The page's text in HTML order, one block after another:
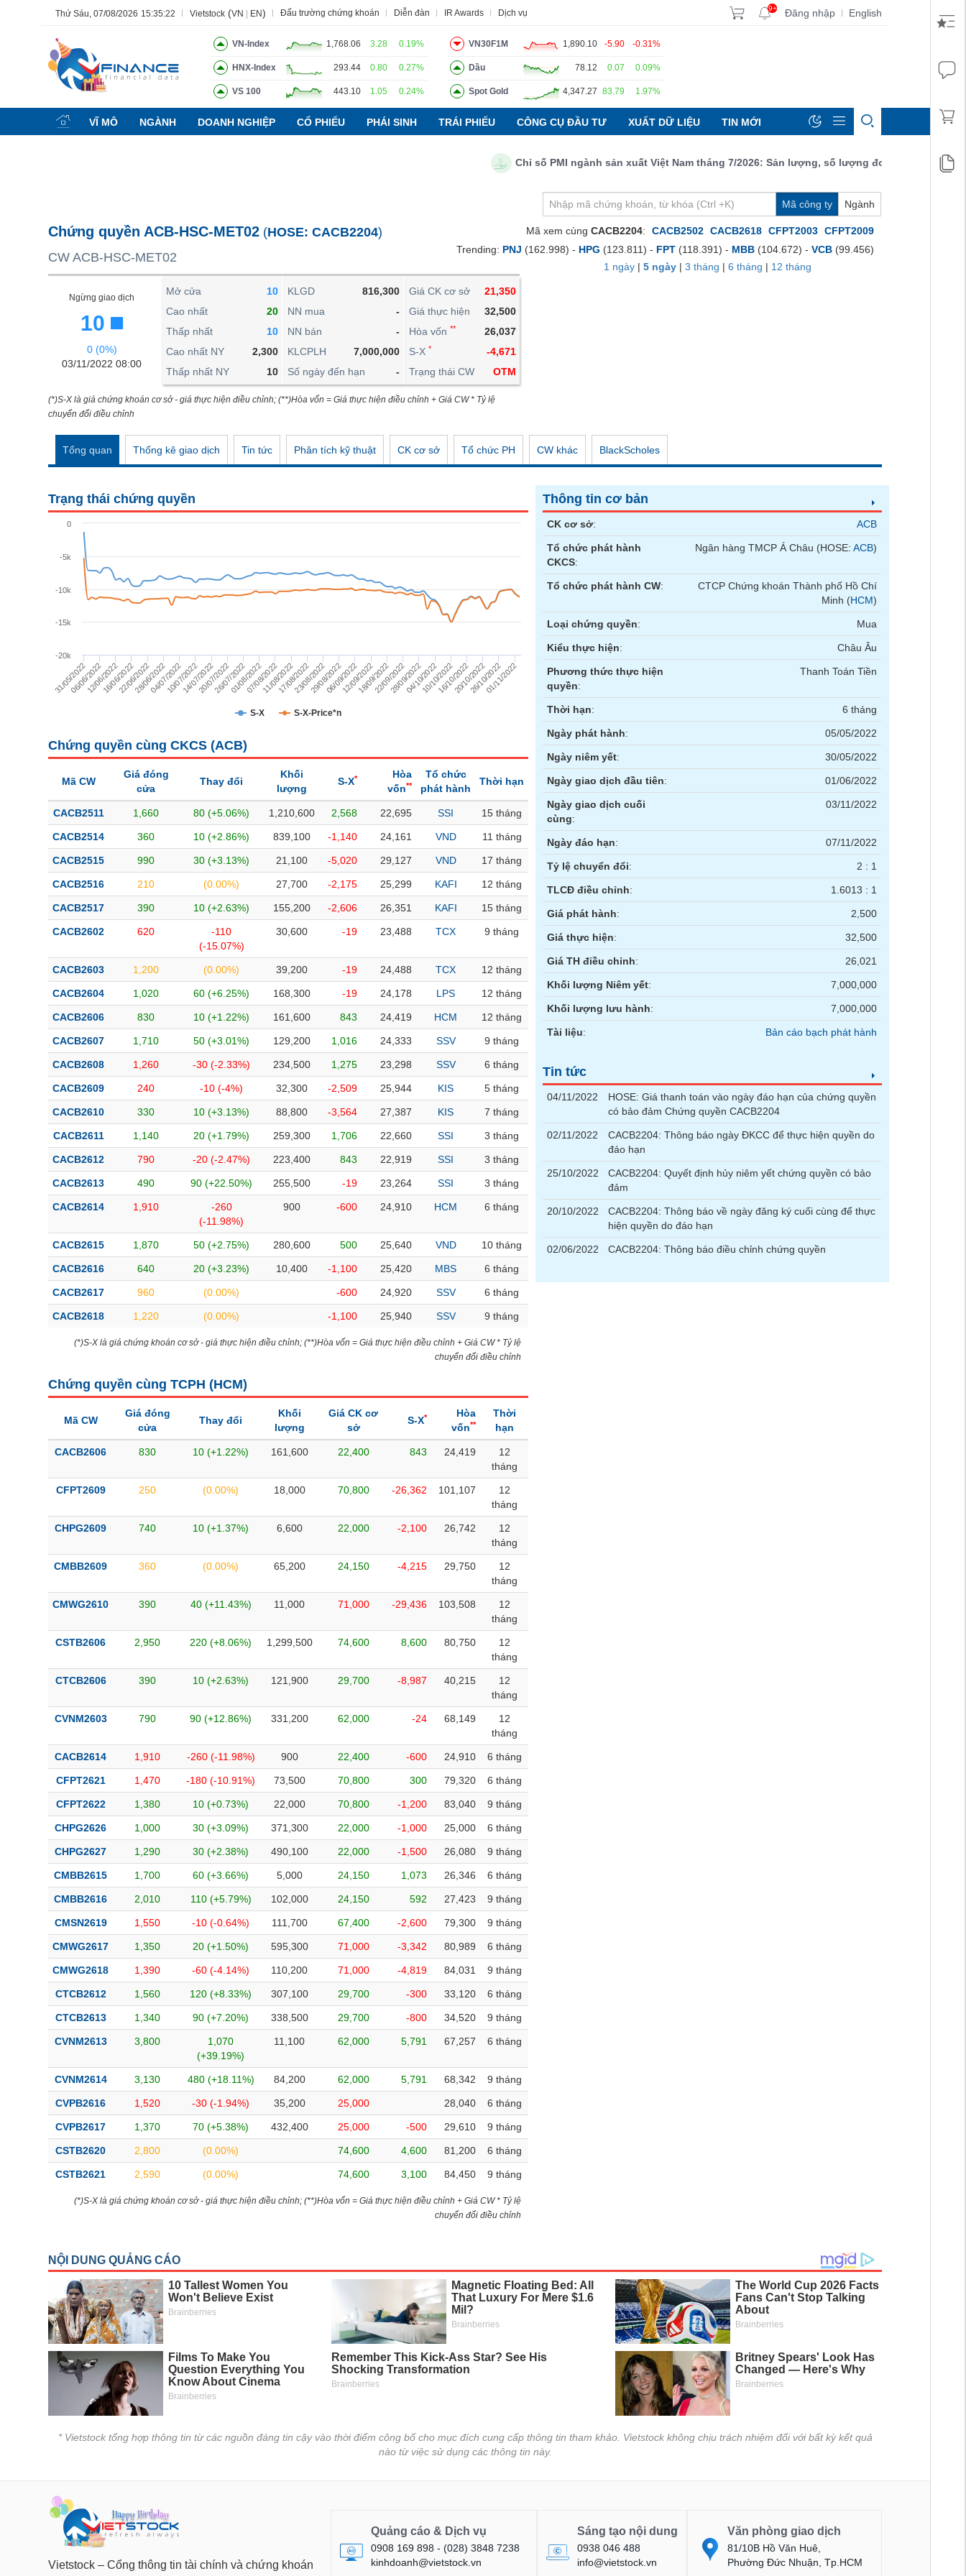
Thứ Sáu, 07/08/2026 15:35:23 Vietstock (VN EN) Đấu trường chứng khoán Diễn đàn IR Awards Dịch vụ 9+ Đăng nhập | English
VN-Index 1,768.06 3.28 0.19%
HNX-Index 293.44 0.80 0.27%
VS 100 443.10 1.05 0.24%
VN30F1M 1,890.10 -5.90 -0.31%
Dầu 78.12 0.07 0.09%
Spot Gold 4,347.27 83.79 1.97%
VĨ MÔ NGÀNH DOANH NGHIỆP CỔ PHIẾU PHÁI SINH TRÁI PHIẾU CÔNG CỤ ĐẦU TƯ XUẤT DỮ LIỆU TIN MỚI
Chỉ số PMI ngành sản xuất Việt Nam tháng 7/2026: Sản lượng, số lượng đơn đặt hàng mới và
Mã công ty Ngành
Chứng quyền ACB-HSC-MET02 (HOSE: CACB2204)
CW ACB-HSC-MET02
Ngừng giao dịch
10
0 (0%)
03/11/2022 08:00
Mở cửa
10
Cao nhất
20
Thấp nhất
10
Cao nhất NY
2,300
Thấp nhất NY
10
KLGD
816,300
NN mua
-
NN bán
-
KLCPLH
7,000,000
Số ngày đến hạn
-
Giá CK cơ sở
21,350
Giá thực hiện
32,500
Hòa vốn **
26,037
S-X *
-4,671
Trạng thái CW
OTM
(*)S-X là giá chứng khoán cơ sở - giá thực hiện điều chỉnh; (**)Hòa vốn = Giá thực hiện điều chỉnh + Giá CW * Tỷ lệ
chuyển đổi điều chỉnh
Mã xem cùng CACB2204: CACB2502 CACB2618 CFPT2003 CFPT2009
Trending: PNJ (162.998) - HPG (123.811) - FPT (118.391) - MBB (104.672) - VCB (99.456)
1 ngày | 5 ngày | 3 tháng | 6 tháng | 12 tháng
Tổng quan Thống kê giao dịch Tin tức Phân tích kỹ thuật CK cơ sở Tổ chức PH CW khác BlackScholes
Trạng thái chứng quyền
S-X S-X-Price*n
31/05/2022
06/06/202212/06/202216/06/202222/06/202228/06/202204/07/202210/07/202214/07/202220/07/202226/07/202201/08/202207/08/202211/08/202217/08/202223/08/202229/08/202206/09/202212/09/202218/09/202222/09/202228/09/202204/10/202210/10/202216/10/202220/10/202226/10/202201/11/2022
-20k
-15k
-10k
-5k
0
Chứng quyền cùng CKCS (ACB)
Mã CW
Giá đóng
cửa
Thay đổi
Khối
lượng
S-X*
Hòa
vốn**
Tổ chức
phát hành
Thời hạn
CACB2511 1,660 80 (+5.06%) 1,210,600 2,568 22,695 SSI 15 tháng
CACB2514 360 10 (+2.86%) 839,100 -1,140 24,161 VND 11 tháng
CACB2515 990 30 (+3.13%) 21,100 -5,020 29,127 VND 17 tháng
CACB2516 210 (0.00%) 27,700 -2,175 25,299 KAFI 12 tháng
CACB2517 390 10 (+2.63%) 155,200 -2,606 26,351 KAFI 15 tháng
CACB2602 620
-110
(-15.07%)
30,600 -19 23,488 TCX 9 tháng
CACB2603 1,200 (0.00%) 39,200 -19 24,488 TCX 12 tháng
CACB2604 1,020 60 (+6.25%) 168,300 -19 24,178 LPS 12 tháng
CACB2606 830 10 (+1.22%) 161,600 843 24,419 HCM 12 tháng
CACB2607 1,710 50 (+3.01%) 129,200 1,016 24,333 SSV 9 tháng
CACB2608 1,260 -30 (-2.33%) 234,500 1,275 23,298 SSV 6 tháng
CACB2609 240 -10 (-4%) 32,300 -2,509 25,944 KIS 5 tháng
CACB2610 330 10 (+3.13%) 88,800 -3,564 27,387 KIS 7 tháng
CACB2611 1,140 20 (+1.79%) 259,300 1,706 22,660 SSI 3 tháng
CACB2612 790 -20 (-2.47%) 223,400 843 22,919 SSI 3 tháng
CACB2613 490 90 (+22.50%) 255,500 -19 23,264 SSI 3 tháng
CACB2614 1,910
-260
(-11.98%)
900 -600 24,910 HCM 6 tháng
CACB2615 1,870 50 (+2.75%) 280,600 500 25,640 VND 10 tháng
CACB2616 640 20 (+3.23%) 10,400 -1,100 25,420 MBS 6 tháng
CACB2617 960 (0.00%) -600 24,920 SSV 6 tháng
CACB2618 1,220 (0.00%) -1,100 25,940 SSV 9 tháng
(*)S-X là giá chứng khoán cơ sở - giá thực hiện điều chỉnh; (**)Hòa vốn = Giá thực hiện điều chỉnh + Giá CW * Tỷ lệ
chuyển đổi điều chỉnh
Chứng quyền cùng TCPH (HCM)
Mã CW
Giá đóng
cửa
Thay đổi
Khối
lượng
Giá CK cơ
sở
S-X*
Hòa
vốn**
Thời
hạn
CACB2606 830 10 (+1.22%) 161,600 22,400 843 24,419
12
tháng
CFPT2609 250 (0.00%) 18,000 70,800 -26,362 101,107
12
tháng
CHPG2609 740 10 (+1.37%) 6,600 22,000 -2,100 26,742
12
tháng
CMBB2609 360 (0.00%) 65,200 24,150 -4,215 29,750
12
tháng
CMWG2610 390 40 (+11.43%) 11,000 71,000 -29,436 103,508
12
tháng
CSTB2606 2,950 220 (+8.06%) 1,299,500 74,600 8,600 80,750
12
tháng
CTCB2606 390 10 (+2.63%) 121,900 29,700 -8,987 40,215
12
tháng
CVNM2603 790 90 (+12.86%) 331,200 62,000 -24 68,149
12
tháng
CACB2614 1,910 -260 (-11.98%) 900 22,400 -600 24,910 6 tháng
CFPT2621 1,470 -180 (-10.91%) 73,500 70,800 300 79,320 6 tháng
CFPT2622 1,380 10 (+0.73%) 22,000 70,800 -1,200 83,040 9 tháng
CHPG2626 1,000 30 (+3.09%) 371,300 22,000 -1,000 25,000 6 tháng
CHPG2627 1,290 30 (+2.38%) 490,100 22,000 -1,500 26,080 9 tháng
CMBB2615 1,700 60 (+3.66%) 5,000 24,150 1,073 26,346 6 tháng
CMBB2616 2,010 110 (+5.79%) 102,000 24,150 592 27,423 9 tháng
CMSN2619 1,550 -10 (-0.64%) 111,700 67,400 -2,600 79,300 9 tháng
CMWG2617 1,350 20 (+1.50%) 595,300 71,000 -3,342 80,989 6 tháng
CMWG2618 1,390 -60 (-4.14%) 110,200 71,000 -4,819 84,031 9 tháng
CTCB2612 1,560 120 (+8.33%) 307,100 29,700 -300 33,120 6 tháng
CTCB2613 1,340 90 (+7.20%) 338,500 29,700 -800 34,520 9 tháng
CVNM2613 3,800
1,070
(+39.19%)
11,100 62,000 5,791 67,257 6 tháng
CVNM2614 3,130 480 (+18.11%) 84,200 62,000 5,791 68,342 9 tháng
CVPB2616 1,520 -30 (-1.94%) 35,200 25,000 28,040 6 tháng
CVPB2617 1,370 70 (+5.38%) 432,400 25,000 -500 29,610 9 tháng
CSTB2620 2,800 (0.00%) 74,600 4,600 81,200 6 tháng
CSTB2621 2,590 (0.00%) 74,600 3,100 84,450 9 tháng
(*)S-X là giá chứng khoán cơ sở - giá thực hiện điều chỉnh; (**)Hòa vốn = Giá thực hiện điều chỉnh + Giá CW * Tỷ lệ
chuyển đổi điều chỉnh
Thông tin cơ bản
CK cơ sở: ACB
Tổ chức phát hành
CKCS:
Ngân hàng TMCP Á Châu (HOSE:ACB)
Tổ chức phát hành CW:
CTCP Chứng khoán Thành phố Hồ Chí
Minh (HCM)
Loại chứng quyền: Mua
Kiểu thực hiện: Châu Âu
Phương thức thực hiện
quyền:
Thanh Toán Tiền
Thời hạn: 6 tháng
Ngày phát hành: 05/05/2022
Ngày niêm yết: 30/05/2022
Ngày giao dịch đầu tiên: 01/06/2022
Ngày giao dịch cuối
cùng:
03/11/2022
Ngày đáo hạn: 07/11/2022
Tỷ lệ chuyển đổi: 2 : 1
TLCĐ điều chỉnh: 1.6013 : 1
Giá phát hành: 2,500
Giá thực hiện: 32,500
Giá TH điều chỉnh: 26,021
Khối lượng Niêm yết: 7,000,000
Khối lượng lưu hành: 7,000,000
Tài liệu: Bản cáo bạch phát hành
Tin tức
04/11/2022
HOSE: Giá thanh toán vào ngày đáo hạn của chứng quyền
có bảo đảm Chứng quyền CACB2204
02/11/2022
CACB2204: Thông báo ngày ĐKCC để thực hiện quyền do
đáo hạn
25/10/2022
CACB2204: Quyết định hủy niêm yết chứng quyền có bảo
đảm
20/10/2022
CACB2204: Thông báo về ngày đăng ký cuối cùng để thực
hiện quyền do đáo hạn
02/06/2022 CACB2204: Thông báo điều chỉnh chứng quyền
* Vietstock tổng hợp thông tin từ các nguồn đáng tin cậy vào thời điểm công bố cho mục đích cung cấp thông tin tham khảo. Vietstock không chịu trách nhiệm đối với bất kỳ kết quả
nào từ việc sử dụng các thông tin này.
Vietstock – Cổng thông tin tài chính và chứng khoán
Quảng cáo & Dịch vụ
0908 169 898 - (028) 3848 7238
kinhdoanh@vietstock.vn
Sáng tạo nội dung
0938 046 488
info@vietstock.vn
Văn phòng giao dịch
81/10B Hồ Văn Huê,
Phường Đức Nhuận, Tp.HCM
Tính năng Ngành Mã chứng khoán Lãnh đạo Tin tức Báo cáo phân tích Thuật ngữ Dịch vụ
BẤT ĐỘNG SẢN
TÀI CHÍNH
KINH TẾ
THẾ GIỚI
ĐÔNG DƯƠNG
PHÂN TÍCH
VIETSTOCKFINANCE
PHÁI SINH
TRÁI PHIẾU
CÔNG CỤ ĐẦU TƯ
XUẤT DỮ LIỆU
TIN MỚI
VS-SECTOR
NGUYÊN VẬT LIỆU
CÔNG NGHIỆP
TIÊU DÙNG KHÔNG THIẾT YẾU
TIÊU DÙNG THIẾT YẾU
CHĂM SÓC SỨC KHỎE
CÔNG NGHỆ THÔNG TIN
BẤT ĐỘNG SẢN
Mã chứng khoán(-)
Cổ phiếu Chỉ số Chứng chỉ quỹ Chứng quyền Hợp đồng tương lai Trái phiếu
Lãnh đạo(-)
Người nội bộ Người liên quan Cổ đông lớn
Tin tức(-)
Bài viết của tác giả(-)
Báo cáo phân tích (-)
Thuật ngữ(-)
Dịch vụ(-)
Sách tài chính
Công cụ đầu tư
Dữ liệu tài chính